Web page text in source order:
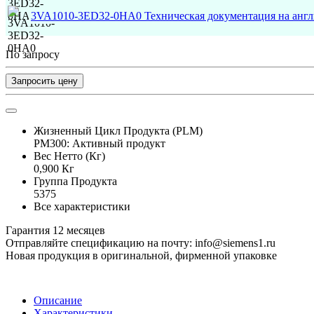
3VA1010-3ED32-0HA0 Техническая документация на
По запросу
Запросить цену
Жизненный Цикл Продукта (PLM)
PM300: Активный продукт
Вес Нетто (Кг)
0,900 Кг
Группа Продукта
5375
Все характеристики
Гарантия 12 месяцев
Отправляйте спецификацию на почту: info@siemens1.ru
Новая продукция в оригинальной, фирменной упаковке
Описание